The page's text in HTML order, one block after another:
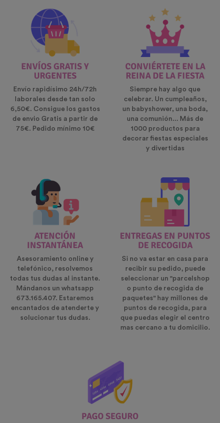
ENVÍOS GRATIS Y
URGENTES
Envío rapidísimo 24h/72h
laborales desde tan solo
6,50€. Consigue los gastos
de envio Gratis a partir de
75€. Pedido mínimo 10€
CONVIÉRTETE EN LA
REINA DE LA FIESTA
Siempre hay algo que
celebrar. Un cumpleaños,
un babyshower, una boda,
una comunión... Más de
1000 productos para
decorar fiestas especiales
y divertidas
ATENCIÓN
INSTANTÁNEA
Asesoramiento online y
telefónico, resolvemos
todas tus dudas al instante.
Mándanos un whatsapp
673.165.407. Estaremos
encantados de atenderte y
solucionar tus dudas.
ENTREGAS EN PUNTOS
DE RECOGIDA
Si no va estar en casa para
recibir su pedido, puede
seleccionar un "parcelshop
o punto de recogida de
paquetes" hay millones de
puntos de recogida, para
que puedas elegir el centro
mas cercano a tu domicilio.
PAGO SEGURO